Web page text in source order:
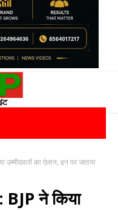
का ऐलान, इन पर जताया
ने किया